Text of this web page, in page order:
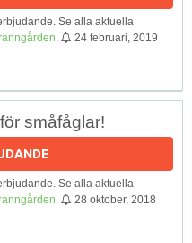
Se alla aktuella
24 februari, 2019
småfåglar!
Se alla aktuella
28 oktober, 2018